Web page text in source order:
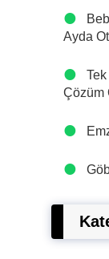
Ayda
Çözüm